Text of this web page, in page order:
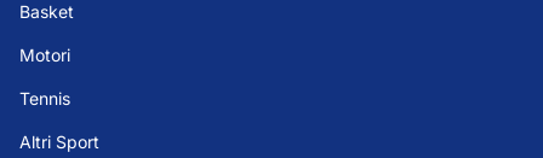
Basket
Motori
Tennis
Altri Sport